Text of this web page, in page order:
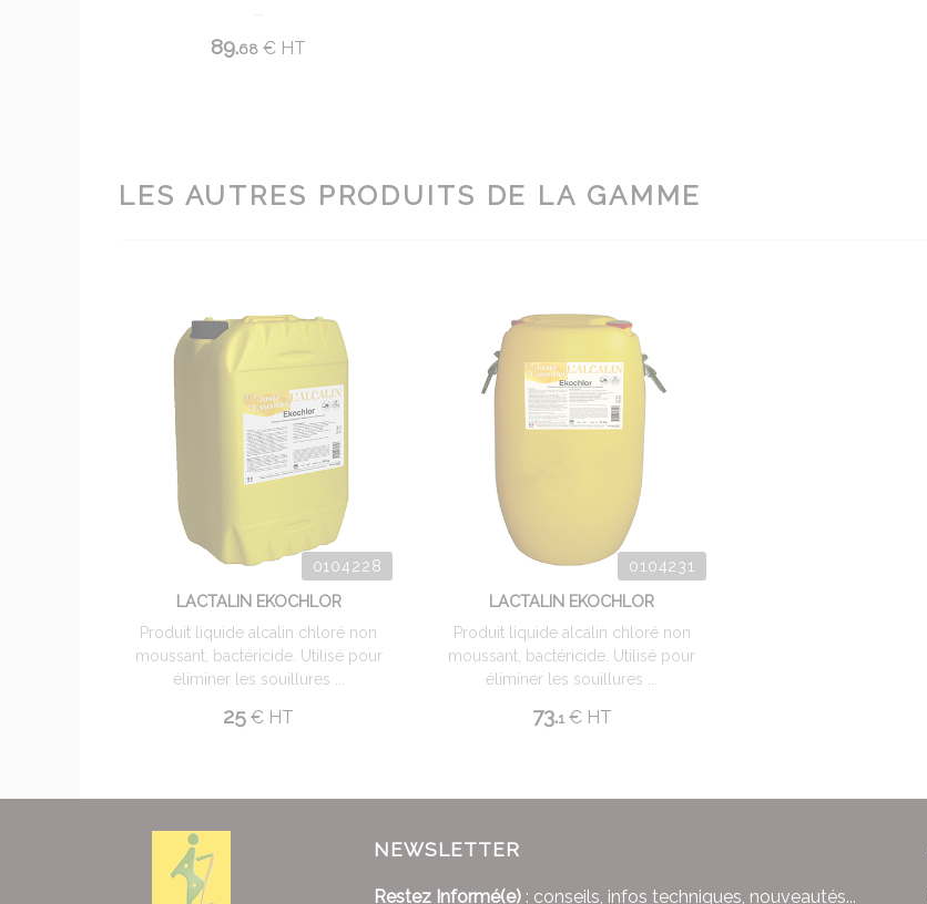
89.68 € HT
LES AUTRES PRODUITS DE LA GAMME
0104228
LACTALIN EKOCHLOR
Produit liquide alcalin chloré non
moussant, bactéricide. Utilisé pour
éliminer les souillures ...
25 € HT
0104231
LACTALIN EKOCHLOR
Produit liquide alcalin chloré non
moussant, bactéricide. Utilisé pour
éliminer les souillures ...
73.1 €HT
NEWSLETTER
Restez Informé(e) : conseils, infos techniques, nouveautés...